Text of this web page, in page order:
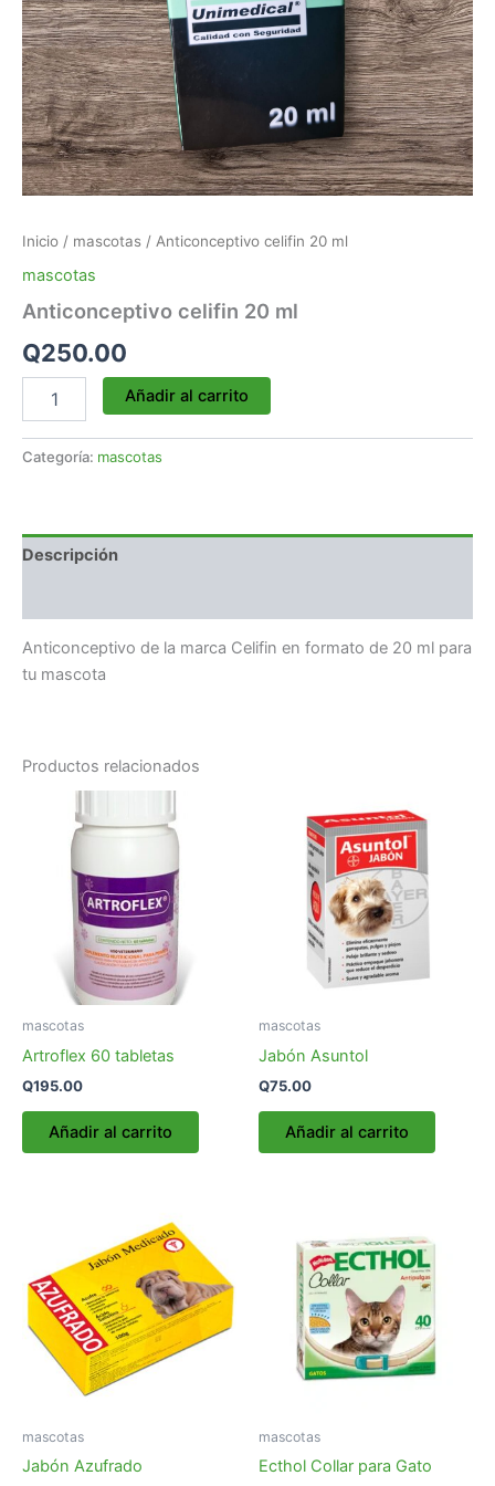
Inicio / mascotas / Anticonceptivo celifin 20 ml
mascotas
Anticonceptivo celifin 20 ml
Q250.00
Añadir al carrito
Categoría: mascotas
Descripción
Anticonceptivo de la marca Celifin en formato de 20 ml para
tu mascota
Productos relacionados
mascotas
Artroflex 60 tabletas
Q195.00
Añadir al carrito
mascotas
Jabón Asuntol
Q75.00
Añadir al carrito
mascotas
Jabón Azufrado
mascotas
Ecthol Collar para Gato